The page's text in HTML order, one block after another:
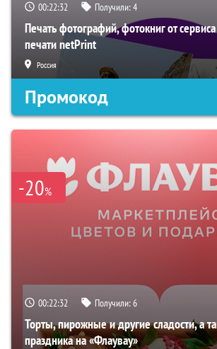
00:22:31 Получили:4
Печать фотографий, фотокниг от
печати netPrint
Россия
Промокод
-20%
00:22:31 Получили:6
Торты, пирожные и другие сладости, а
праздника на «Флаувау»